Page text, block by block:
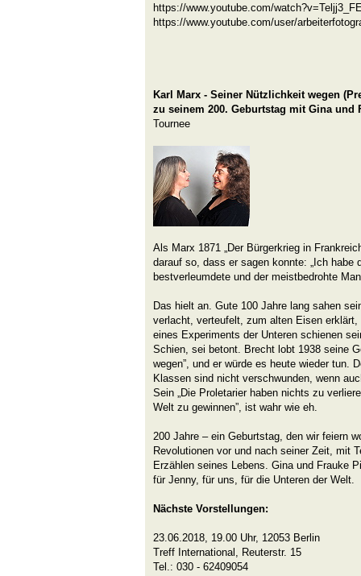
https://www.youtube.com/
https://www.youtube.com/user/
Karl Marx - Seiner Nützlichkeit wegen (
zu seinem 200. Geburtstag mit Gina und
Tournee
Als Marx 1871 „Der Bürgerkrieg in
darauf so, dass er sagen konnte: „Ich habe
bestverleumdete und der meistbedrohte
Das hielt an. Gute 100 Jahre lang sahen
verlacht, verteufelt, zum alten Eisen erklärt,
eines Experiments der Unteren schienen
Schien, sei betont. Brecht lobt 1938 seine
wegen”, und er würde es heute wieder tun.
Klassen sind nicht verschwunden, wenn
Sein „Die Proletarier haben nichts zu
Welt zu gewinnen”, ist wahr wie eh.
200 Jahre – ein Geburtstag, den wir feiern
Revolutionen vor und nach seiner Zeit, mit
Erzählen seines Lebens. Gina und Frauke
für Jenny, für uns, für die Unteren der Welt.
Nächste Vorstellungen:
23.06.2018, 19.00 Uhr, 12053 Berlin
Treff International, Reuterstr. 15
Tel.: 030 - 62409054